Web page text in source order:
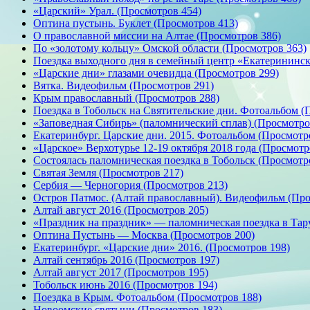
«Царский» Урал. (Просмотров 454)
Оптина пустынь. Буклет (Просмотров 413)
О православной миссии на Алтае (Просмотров 386)
По «золотому кольцу» Омской области (Просмотров 363)
Поездка выходного дня в семейный центр
«Царские дни» глазами очевидца (Просмотров 299)
Вятка. Видеофильм (Просмотров 291)
Крым православный (Просмотров 288)
Поездка в Тобольск на Святительские дни. Фотоальбом
«Заповедная Сибирь» (паломнический сплав)
Екатеринбург. Царские дни. 2015. Фотоальбом
«Царское» Верхотурье 12-19 октября 2018 года
Состоялась паломническая поездка в Тобольск
Святая Земля (Просмотров 217)
Сербия — Черногория (Просмотров 213)
Остров Патмос. (Алтай православный). Видеофильм
Алтай август 2016 (Просмотров 205)
«Праздник на праздник» — паломническая поездка в
Оптина Пустынь — Москва (Просмотров 200)
Екатеринбург. «Царские дни» 2016. (Просмотров 198)
Алтай сентябрь 2016 (Просмотров 197)
Алтай август 2017 (Просмотров 195)
Тобольск июнь 2016 (Просмотров 194)
Поездка в Крым. Фотоальбом (Просмотров 188)